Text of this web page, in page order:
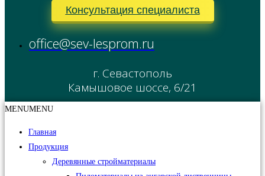
Консультация специалиста
office@sev-lesprom.ru
г. Севастополь
Камышовое шоссе, 6/21
MENUMENU
Главная
Продукция
Деревянные стройматериалы